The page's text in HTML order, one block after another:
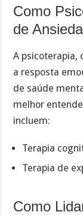
Como
de
A psicoterapia,
a resposta
de saúde
melhor
incluem:
Terapia
Terapia de
Como